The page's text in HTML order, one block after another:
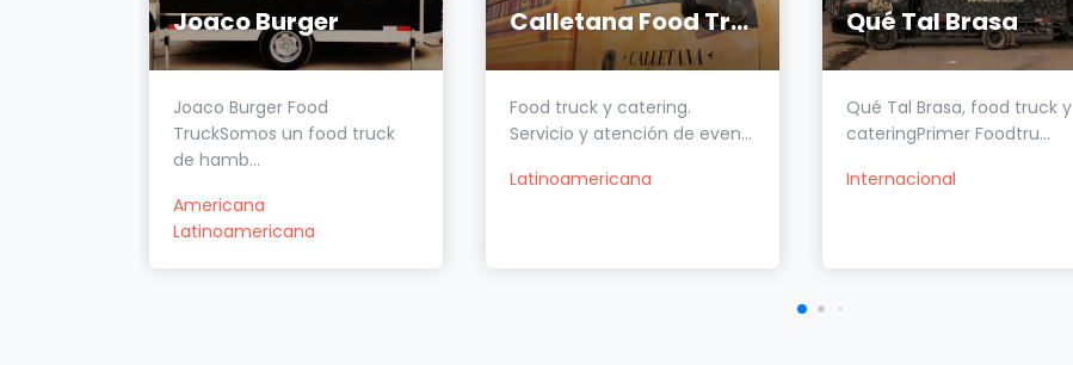
Joaco Burger
Joaco Burger Food
TruckSomos un food truck
de hamb...
Americana
Latinoamericana
Calletana Food Truck
Food truck y catering.
Servicio y atención de even...
Latinoamericana
Qué Tal Brasa
Qué Tal Brasa, food truck y
cateringPrimer Foodtru...
Internacional